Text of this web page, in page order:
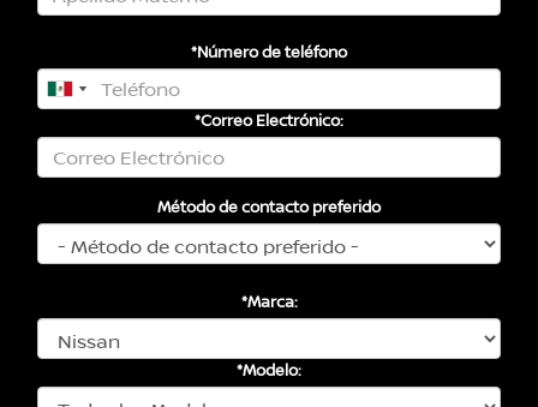
*Número de teléfono
*Correo Electrónico:
Método de contacto preferido
*Marca:
*Modelo: